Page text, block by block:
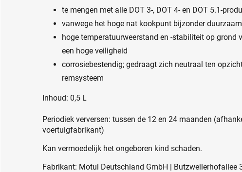
te mengen met alle DOT 3-, DOT 4- en DOT 5.1-
vanwege het hoge nat kookpunt bijzonder duurzaam
hoge temperatuurweerstand en -stabiliteit op grond
een hoge veiligheid
corrosiebestendig; gedraagt zich neutraal ten
remsysteem
Inhoud: 0,5 L
Periodiek verversen: tussen de 12 en 24 maanden
voertuigfabrikant)
Kan vermoedelijk het ongeboren kind schaden.
Fabrikant: Motul Deutschland GmbH | Butzweilerhofallee